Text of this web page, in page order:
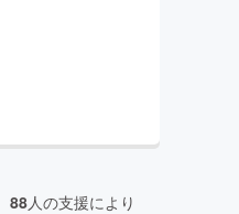
88人の支援により